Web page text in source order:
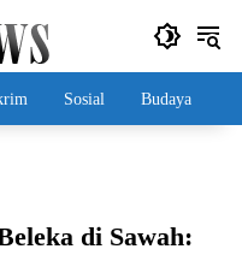
Sosial Budaya
di Sawah: